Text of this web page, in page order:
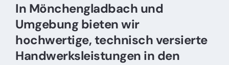
In Mönchengladbach und
Umgebung bieten wir
hochwertige, technisch versierte
Handwerksleistungen in den